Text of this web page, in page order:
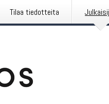
Tilaa tiedotteita